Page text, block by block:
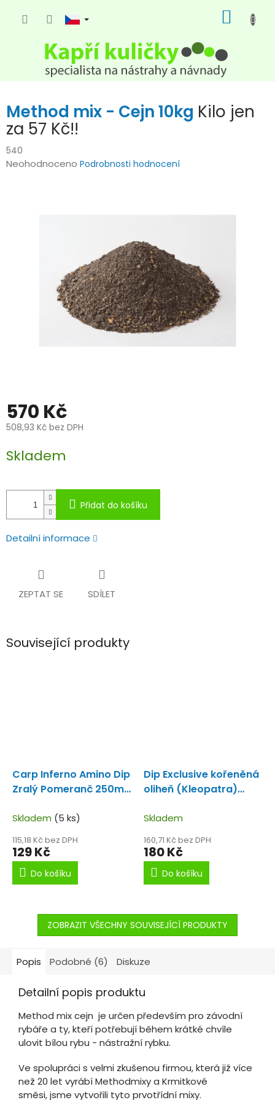
KOŠÍK
Method mix - Cejn 10kg Kilo jen
za 57 Kč!!
540
Průměrné
Neohodnoceno Podrobnosti hodnocení
570 Kč
508,93 Kč bez DPH
cena:
Skladem
Přidat do košíku
Detailní informace
ZEPTAT SE SDÍLET
Související produkty
Carp Inferno Amino Dip
Zralý Pomeranč 250ml
dip.
Skladem (5 ks)
115,18 Kč bez DPH
129 Kč
Do košíku
Dip Exclusive kořeněná
oliheň (Kleopatra)
kořeněná Oliheň
Skladem
160,71 Kč bez DPH
180 Kč
Do košíku
ZOBRAZIT VŠECHNY SOUVISEJÍCÍ PRODUKTY
Popis Podobné (6) Diskuze
Detailní popis produktu
Method mix cejn je určen především pro závodní
rybáře a ty, kteří potřebují během krátké chvíle
ulovit bílou rybu - nástražní rybku.
Ve spolupráci s velmi zkušenou firmou, která již více
než 20 let vyrábí Methodmixy a Krmitkové
směsi, jsme vytvořili tyto prvotřídní mixy.